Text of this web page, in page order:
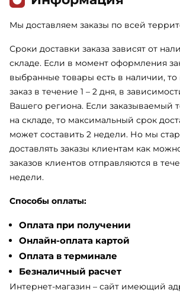
Мы доставляем заказы по всей
Сроки доставки заказа зависят от
складе. Если в момент оформления
выбранные товары есть в наличии,
заказ в течение 1 – 2 дня, в
Вашего региона. Если заказываемый
на складе, то максимальный срок
может составить 2 недели. Но мы
доставлять заказы клиентам как
заказов клиентов отправляются в
недели.
Способы оплаты:
Оплата при получении
Онлайн-оплата картой
Оплата в терминале
Безналичный расчет
Интернет-магазин – сайт имеющий